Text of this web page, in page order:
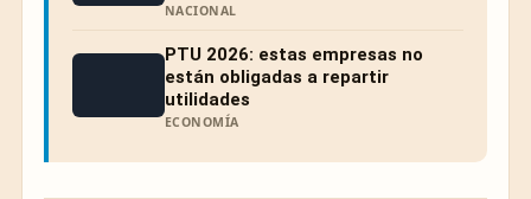
NACIONAL
PTU 2026: estas empresas no
están obligadas a repartir
utilidades
ECONOMÍA